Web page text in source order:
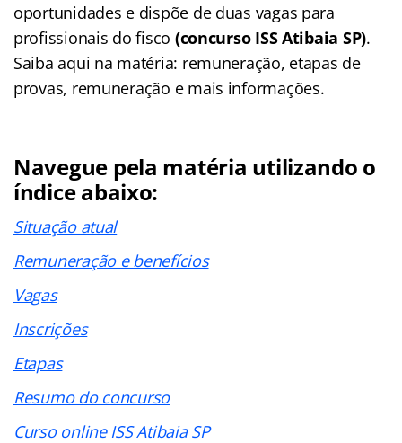
oportunidades e dispõe de duas vagas para
profissionais do fisco (concurso ISS Atibaia SP).
Saiba aqui na matéria: remuneração, etapas de
provas, remuneração e mais informações.
Navegue pela matéria utilizando o
índice abaixo:
Situação atual
Remuneração e benefícios
Vagas
Inscrições
Etapas
Resumo do concurso
Curso online ISS Atibaia SP